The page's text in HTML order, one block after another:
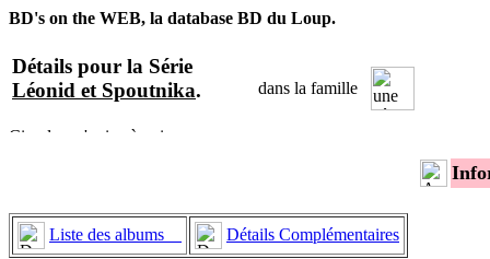
BD's on the WEB, la database BD du Loup.
Détails pour la Série
Léonid et Spoutnika. dans la famille
Liste des albums Détails Complémentaires